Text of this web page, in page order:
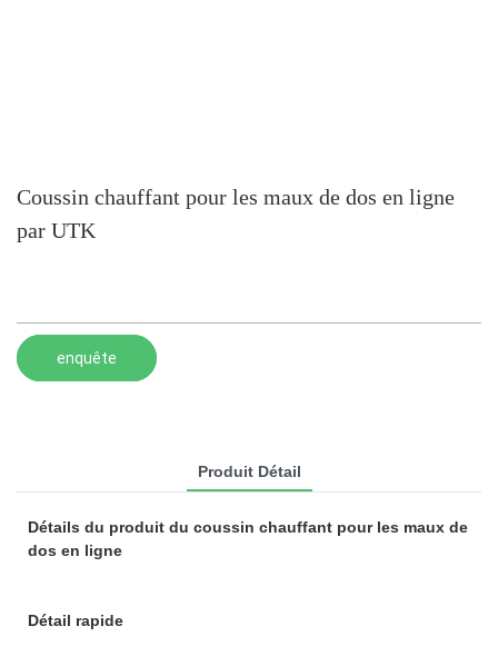
Coussin chauffant pour les maux de dos en ligne
par UTK
enquête
Produit Détail
Détails du produit du coussin chauffant pour les maux de
dos en ligne
Détail rapide